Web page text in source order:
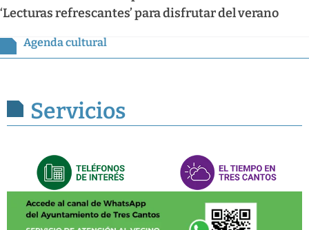
‘Lecturas refrescantes’ para disfrutar del verano
Agenda cultural
Servicios